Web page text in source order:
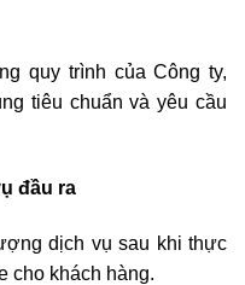
quy trình của Công ty,
tiêu chuẩn và yêu cầu
đầu ra
dịch vụ sau khi thực
cho khách hàng.